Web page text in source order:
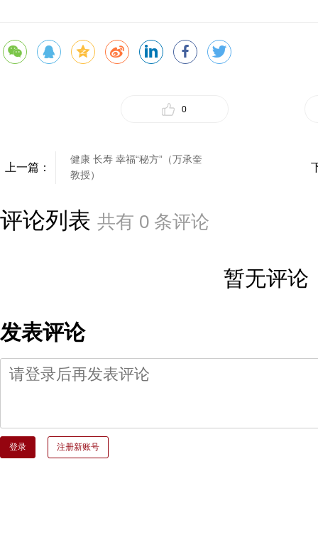
0
上一篇：
健康 长寿 幸福“秘方”（万承奎
教授）
评论列表 共有 0 条评论
暂无评论
发表评论
登录 注册新账号